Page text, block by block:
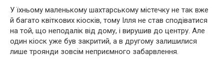
У їхньому маленькому шахтарському містечку не так вже
й багато квіткових кіосків, тому Ілля не став сподіватися
на той, що неподалік від дому, і вирушив до центру. Але
один кіоск уже був закритий, а в другому залишилися
лише троянди зовсім неприємного забарвлення.